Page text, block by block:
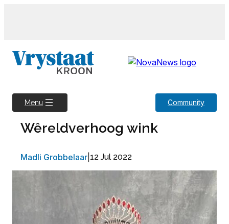
Menu Community
Wêreldverhoog wink
Madli Grobbelaar 12 Jul 2022